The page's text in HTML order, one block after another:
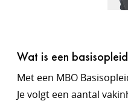
Wat is een
Met een MBO
Je volgt een aantal